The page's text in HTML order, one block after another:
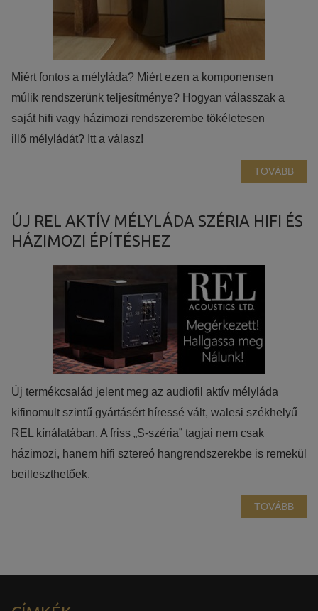
Miért fontos a mélyláda? Miért ezen a komponensen
múlik rendszerünk teljesítménye? Hogyan válasszak a
saját hifi vagy házimozi rendszerembe tökéletesen
illő mélyládát? Itt a válasz!
TOVÁBB
ÚJ REL AKTÍV MÉLYLÁDA SZÉRIA HIFI ÉS
HÁZIMOZI ÉPÍTÉSHEZ
Új termékcsalád jelent meg az audiofil aktív mélyláda
kifinomult szintű gyártásért híressé vált, walesi székhelyű
REL kínálatában. A friss „S-széria” tagjai nem csak
házimozi, hanem hifi sztereó hangrendszerekbe is remekül
beilleszthetőek.
TOVÁBB